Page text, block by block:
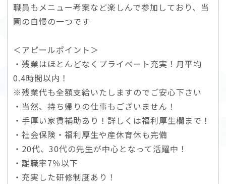
職員もメニュー考案など楽しんで参加しており、当
園の自慢の一つです
＜アピールポイント＞
・残業はほとんどなくプライベート充実！月平均
0.4時間以内！
※残業代も全額支給いたしますのでご安心下さい
・当然、持ち帰りの仕事もございません！
・手厚い家賃補助あり！詳しくは福利厚生欄まで！
・社会保険・福利厚生や産休育休も完備
・20代、30代の先生が中心となって活躍中！
・離職率7％以下
・充実した研修制度あり！